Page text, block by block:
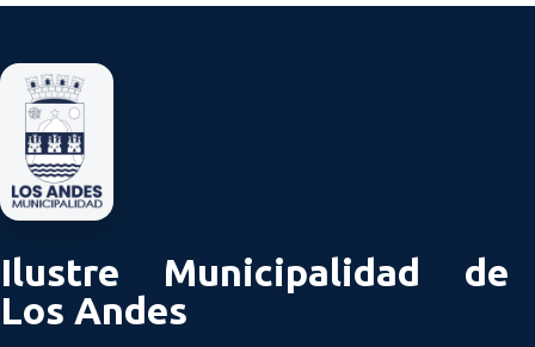
Ilustre Municipalidad de
Los Andes